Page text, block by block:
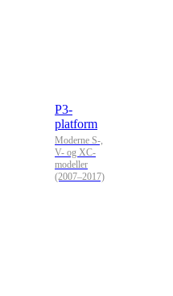
P3-
platform
Moderne S-,
V- og XC-
modeller
(2007–2017)